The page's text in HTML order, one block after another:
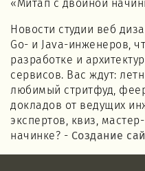
«Митап с двойной
Новости студии веб
Go- и Java-инженеров,
разработке и
сервисов. Вас ждут:
любимый стритфуд,
докладов от ведущих
экспертов, квиз,
начинке? - Создание